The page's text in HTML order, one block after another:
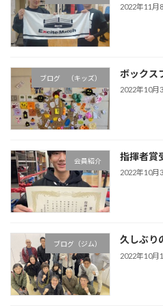
2022年11月
ブログ （キッズ） ボックス
2022年10月
会員紹介 指揮者賞
2022年10月
ブログ（ジム） 久しぶり
2022年10月